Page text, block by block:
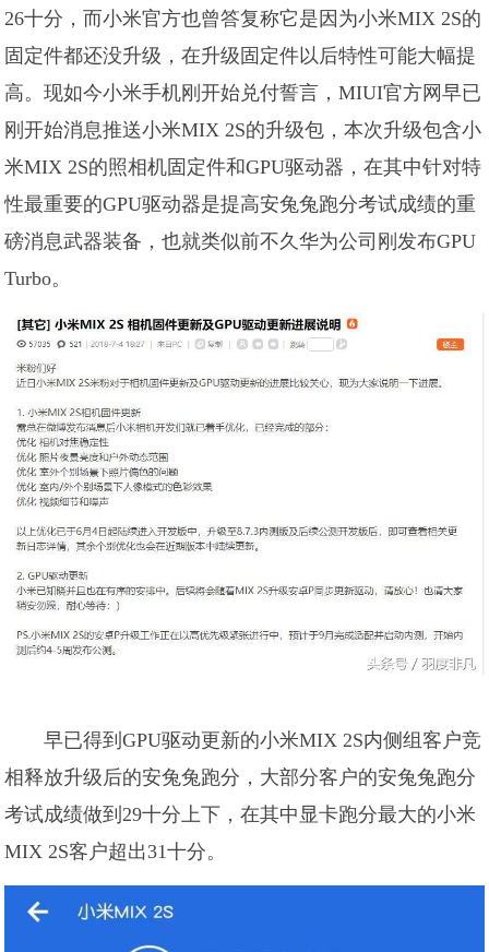
26十分，而小米官方也曾答复称它是因为小米MIX 2S的
固定件都还没升级，在升级固定件以后特性可能大幅提
高。现如今小米手机刚开始兑付誓言，MIUI官方网早已
刚开始消息推送小米MIX 2S的升级包，本次升级包含小
米MIX 2S的照相机固定件和GPU驱动器，在其中针对特
性最重要的GPU驱动器是提高安兔兔跑分考试成绩的重
磅消息武器装备，也就类似前不久华为公司刚发布GPU
Turbo。
早已得到GPU驱动更新的小米MIX 2S内侧组客户竞
相释放升级后的安兔兔跑分，大部分客户的安兔兔跑分
考试成绩做到29十分上下，在其中显卡跑分最大的小米
MIX 2S客户超出31十分。